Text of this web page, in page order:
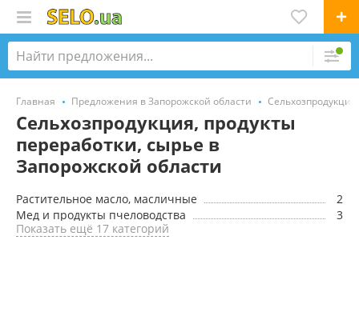
Главная Предложения в Запорожской области
Сельхозпродукция, продукты
переработки, сырье в
Запорожской области
Растительное масло, масличные
2
Мед и продукты пчеловодства
3
Показать ещё 17 категорий